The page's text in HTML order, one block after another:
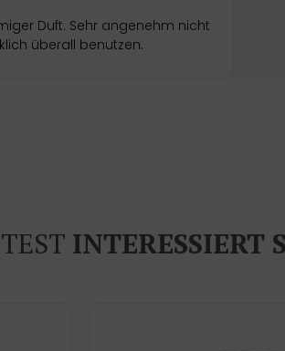
Duft. Sehr angenehm nicht
überall benutzen.
INTERESSIERT